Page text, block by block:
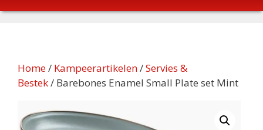
Home/ Kampeerartikelen/Servies &
Bestek/ Barebones Enamel Small Plate set Mint